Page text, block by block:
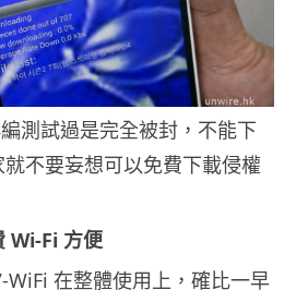
測試過是完全被封，不能下
不要妄想可以免費下載侵權
Wi-Fi 方便
WiFi 在整體使用上，確比一早